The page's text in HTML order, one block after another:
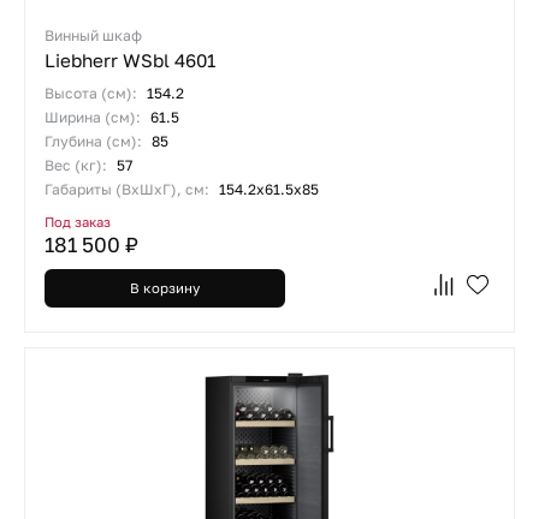
Винный шкаф
Liebherr WSbl 4601
Высота (см): 154.2
Ширина (см): 61.5
Глубина (см): 85
Вес (кг): 57
Габариты (ВхШхГ), см: 154.2х61.5х85
Под заказ
181 500 ₽
В корзину